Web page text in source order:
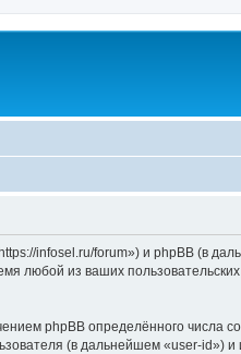
infosel.ru/forum») и phpBB (в
любой из ваших
phpBB определённого числа
(в дальнейшем «user-id») и